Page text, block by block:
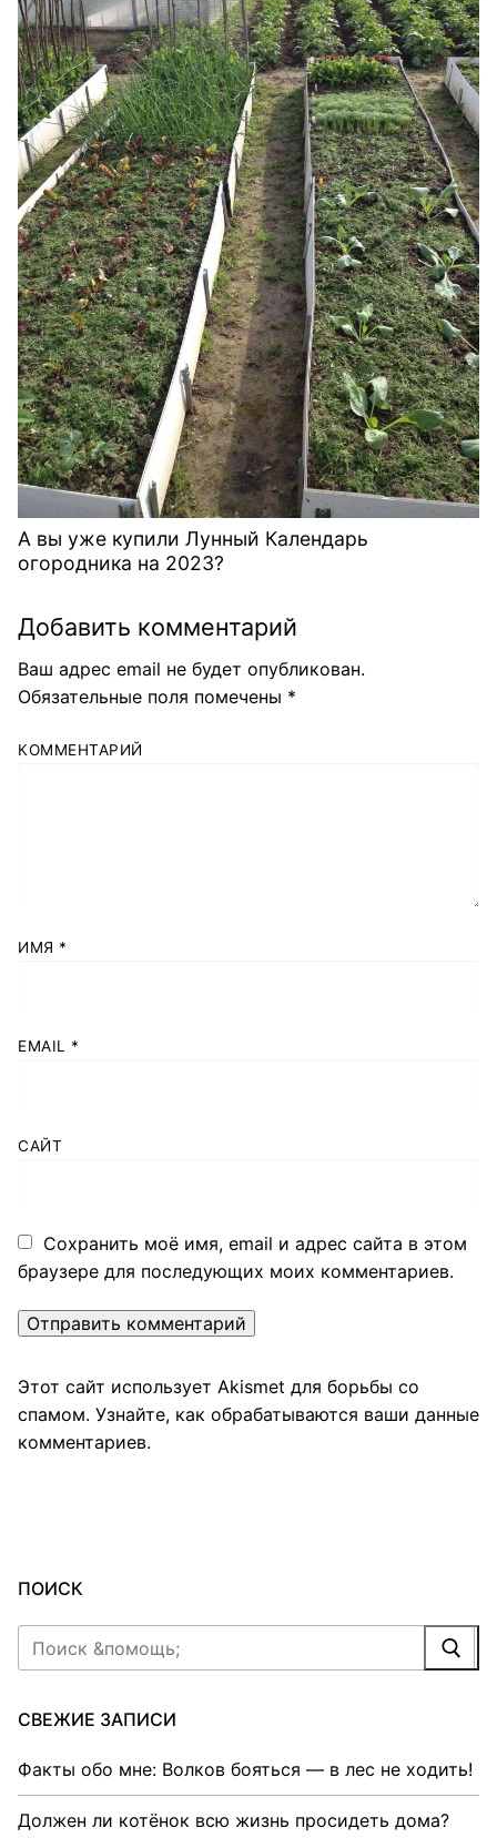
А вы уже купили Лунный Календарь
огородника на 2023?
Добавить комментарий
Ваш адрес email не будет опубликован.
Обязательные поля помечены *
КОММЕНТАРИЙ
ИМЯ *
EMAIL *
САЙТ
Сохранить моё имя, email и адрес сайта в этом
браузере для последующих моих комментариев.
Этот сайт использует Akismet для борьбы со
спамом. Узнайте, как обрабатываются ваши данные
комментариев.
ПОИСК
Найти:
СВЕЖИЕ ЗАПИСИ
Факты обо мне: Волков бояться — в лес не ходить!
Должен ли котёнок всю жизнь просидеть дома?